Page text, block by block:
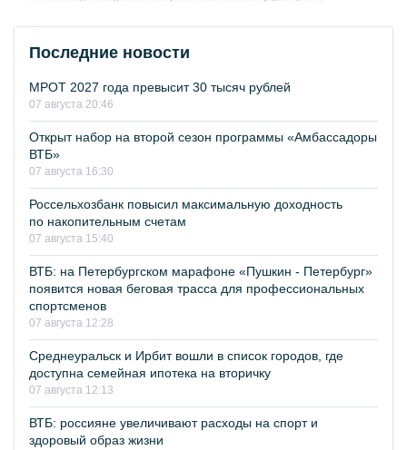
Последние новости
МРОТ 2027 года превысит 30 тысяч рублей
07 августа 20:46
Открыт набор на второй сезон программы «Амбассадоры
ВТБ»
07 августа 16:30
Россельхозбанк повысил максимальную доходность
по накопительным счетам
07 августа 15:40
ВТБ: на Петербургском марафоне «Пушкин - Петербург»
появится новая беговая трасса для профессиональных
спортсменов
07 августа 12:28
Среднеуральск и Ирбит вошли в список городов, где
доступна семейная ипотека на вторичку
07 августа 12:13
ВТБ: россияне увеличивают расходы на спорт и
здоровый образ жизни